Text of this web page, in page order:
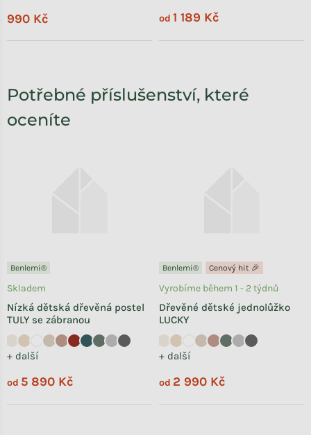
990 Kč od 1 189 Kč
Potřebné příslušenství, které
oceníte
Benlemi®
Nízká dětská dřevěná postel
TULY se zábranou
+ další
Skladem
od 5 890 Kč
Benlemi® Cenový hit 🎉
Dřevěné dětské jednolůžko
LUCKY
+ další
Vyrobíme během 1 - 2 týdnů
od 2 990 Kč